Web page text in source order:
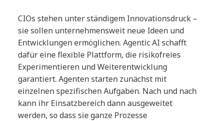
CIOs stehen unter ständigem Innovationsdruck –
sie sollen unternehmensweit neue Ideen und
Entwicklungen ermöglichen. Agentic AI schafft
dafür eine flexible Plattform, die risikofreies
Experimentieren und Weiterentwicklung
garantiert. Agenten starten zunächst mit
einzelnen spezifischen Aufgaben. Nach und nach
kann ihr Einsatzbereich dann ausgeweitet
werden, so dass sie ganze Prozesse